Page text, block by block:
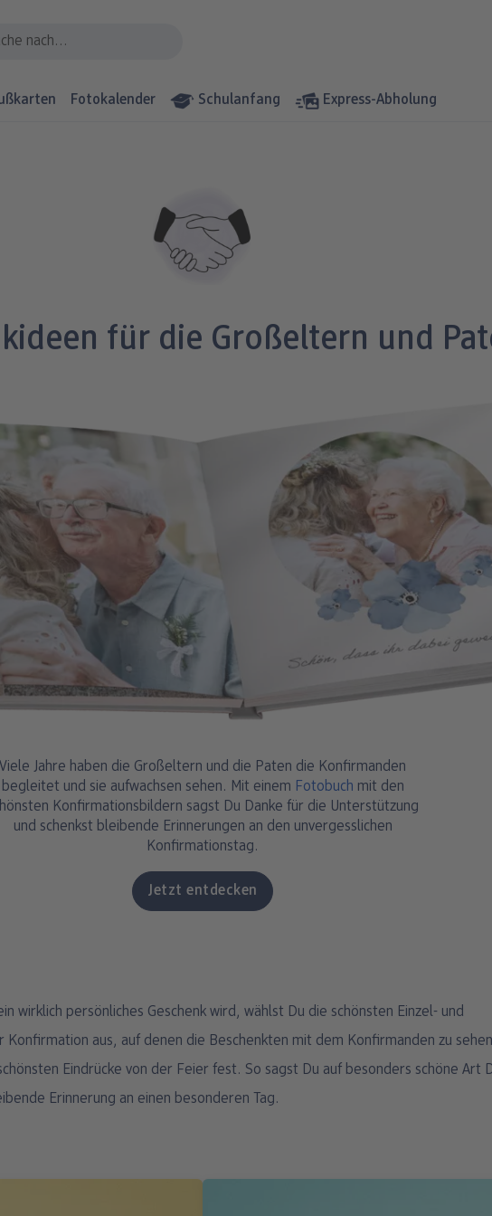
Fotokalender Schulanfang Express-Abholung
für die Großeltern und
Viele Jahre haben die Großeltern und die Paten die Konfirmanden
begleitet und sie aufwachsen sehen. Mit einem Fotobuch mit den
Konfirmationsbildern sagst Du Danke für die Unterstützung
und schenkst bleibende Erinnerungen an den unvergesslichen
Konfirmationstag.
Jetzt entdecken
wirklich persönliches Geschenk wird, wählst Du die schönsten Einzel- und
Konfirmation aus, auf denen die Beschenkten mit dem Konfirmanden zu
Eindrücke von der Feier fest. So sagst Du auf besonders schöne Art
Erinnerung an einen besonderen Tag.